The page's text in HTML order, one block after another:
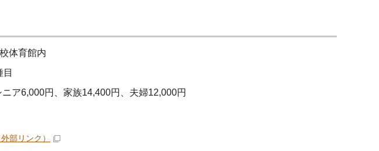
体育館内
ア6,000円、家族14,400円、夫婦12,000円
外部リンク）